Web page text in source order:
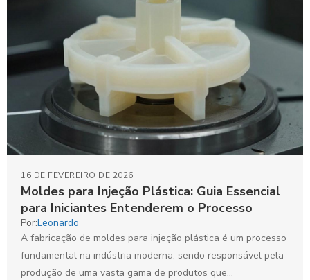
Moldes para Injeção Plástica: Guia Essencial
para Iniciantes Entenderem o Processo
16 DE FEVEREIRO DE 2026
Por:Leonardo
A fabricação de moldes para injeção plástica é um processo
fundamental na indústria moderna, sendo responsável pela
produção de uma vasta gama de produtos que...